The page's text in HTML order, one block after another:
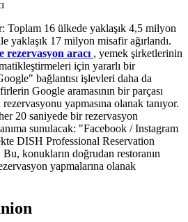
Toplam 16 ülkede yaklaşık 4,5 milyon
yaklaşık 17 milyon misafir ağırlandı.
rezervasyon aracı , yemek şirketlerinin
için yararlı bir
bağlantısı işlevleri daha da
Google aramasının bir parçası
yapmasına olanak tanıyor.
20 saniyede bir rezervasyon
sunulacak: "Facebook / Instagram
DISH Professional Reservation
konukların doğrudan restoranın
yapmalarına olanak